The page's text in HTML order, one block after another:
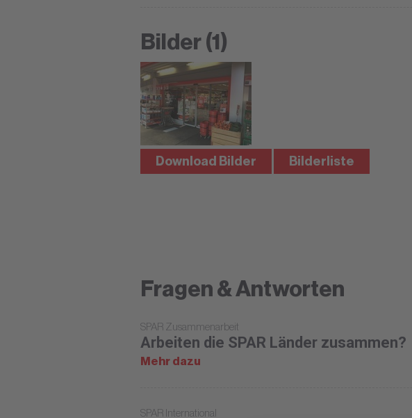
Bilder (1)
Download Bilder Bilderliste
Fragen & Antworten
SPAR Zusammenarbeit
Arbeiten die SPAR Länder zusammen?
Mehr dazu
SPAR International